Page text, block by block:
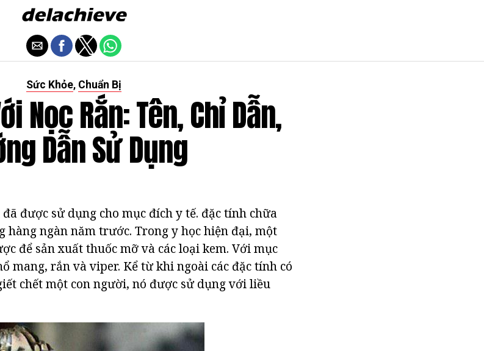
Sức Khỏe, Chuẩn Bị
Nọc Rắn: Tên, Chỉ Dẫn,
Dẫn Sử Dụng
được sử dụng cho mục đích y tế. đặc tính chữa
hàng ngàn năm trước. Trong y học hiện đại, một
để sản xuất thuốc mỡ và các loại kem. Với mục
mang, rắn và viper. Kể từ khi ngoài các đặc tính có
chết một con người, nó được sử dụng với liều